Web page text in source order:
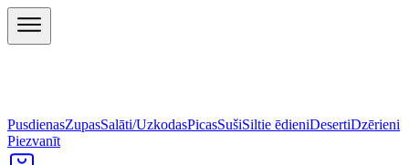
PusdienasZupasSalāti/UzkodasPicasSušiSiltie ēdieniDesertiDzērieni
Piezvanīt